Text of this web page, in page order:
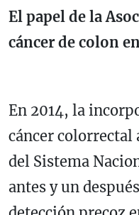
El papel de la
cáncer de colon
En 2014, la
cáncer colorrectal
del Sistema
antes y un